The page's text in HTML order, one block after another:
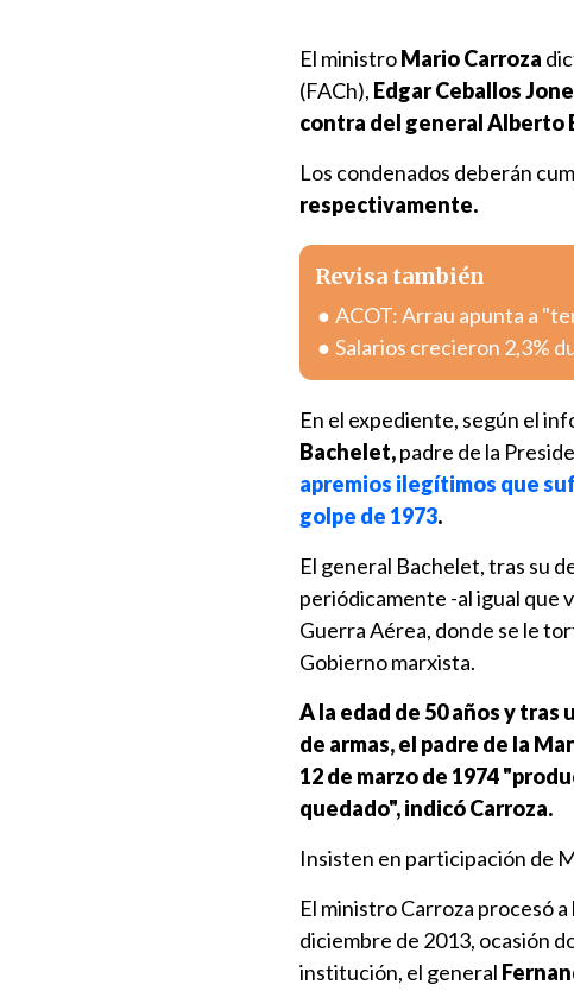
El ministroMario Carroza
(FACh), Edgar Ceballos
contra del general Alberto
Los condenados deberán
respectivamente.
Revisa también
ACOT: Arrau apunta a
Salarios crecieron 2,3%
En el expediente, según el
Bachelet,padre de la
apremios ilegítimos que
golpe de 1973.
El general Bachelet, tras su
periódicamente -al igual que
Guerra Aérea, donde se le
Gobierno marxista.
A la edad de 50 años y
de armas, el padre de la
12 de marzo de 1974
quedado", indicó Carroza.
Insisten en participación de
El ministro Carroza procesó
diciembre de 2013, ocasión
institución, el general